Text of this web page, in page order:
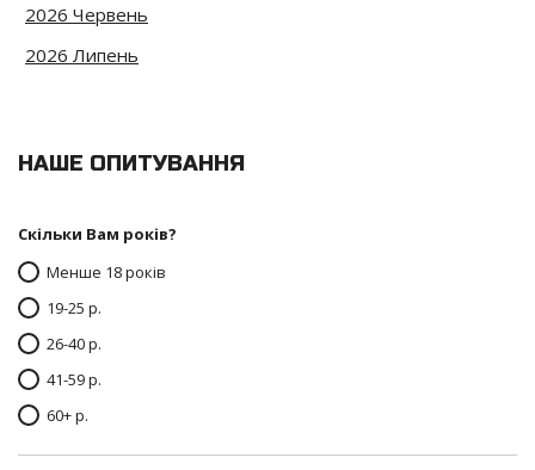
2026 Червень
2026 Липень
НАШЕ ОПИТУВАННЯ
Скільки Вам років?
Менше 18 років
19-25 р.
26-40 р.
41-59 р.
60+ р.